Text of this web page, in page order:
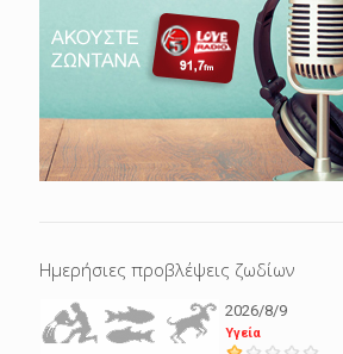
Ημερήσιες προβλέψεις ζωδίων
2026/8/9
Υγεία